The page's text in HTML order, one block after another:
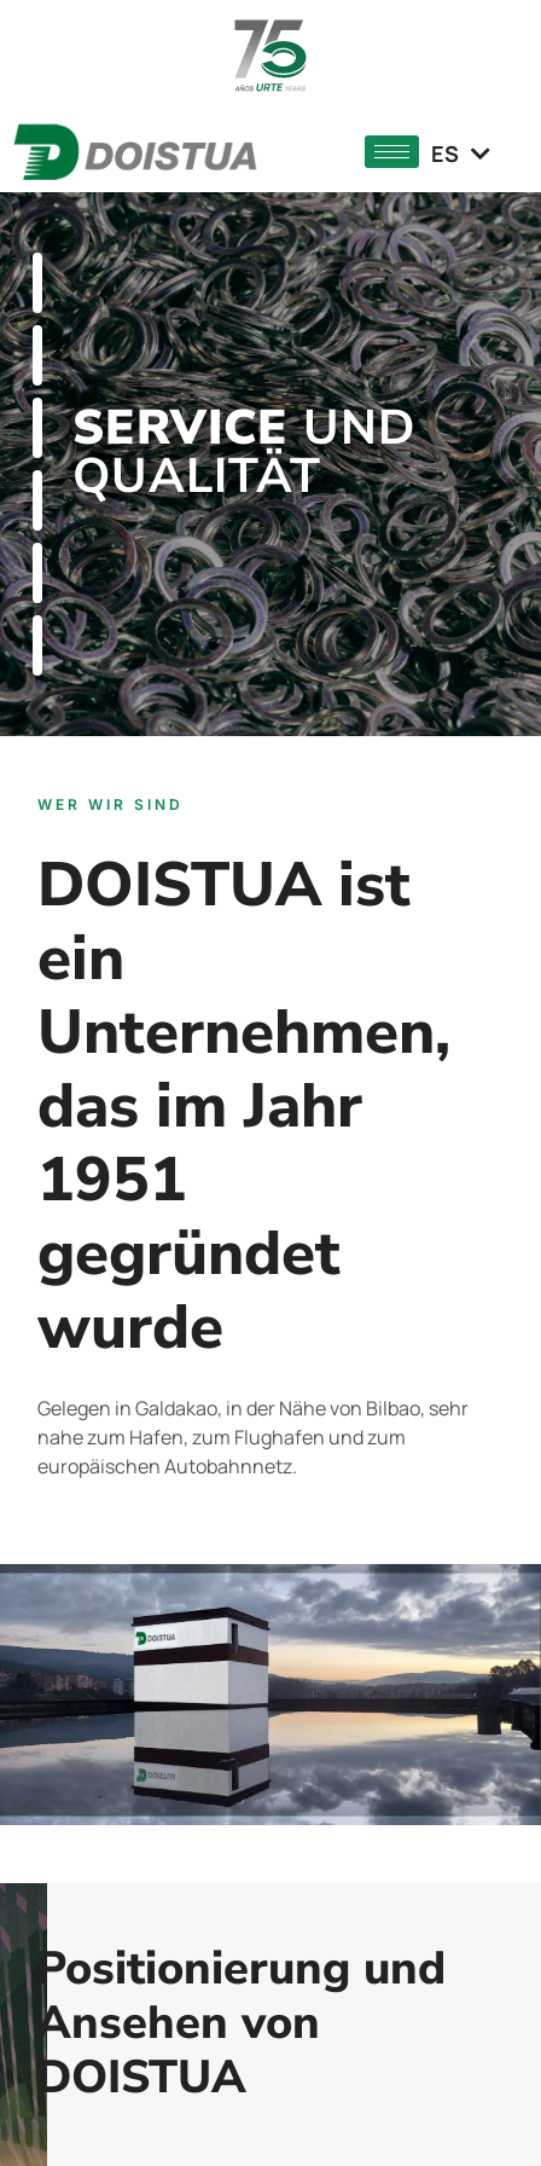
ES
EU
SERVICEUND
QUALITÄT
WER WIR SIND
DOISTUA ist
ein
Unternehmen,
das im Jahr
1951
gegründet
wurde
Gelegen in Galdakao, in der Nähe von Bilbao, sehr
nahe zum Hafen, zum Flughafen und zum
europäischen Autobahnnetz.
Positionierung und
Ansehen von
DOISTUA